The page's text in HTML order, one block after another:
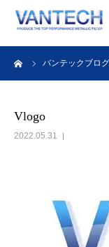
バンテックブログ
Vlogo
2022.05.31
HOME
フィルターの知
課題解決事例